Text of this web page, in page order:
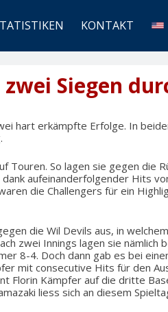
KONTAKT
Siegen
hart erkämpfte Erfolge. In
Touren. So lagen sie gegen die
aufeinanderfolgender Hits
die Challengers für ein
die Wil Devils aus, in
zwei Innings lagen sie nämlich
8-4. Doch dann gab es bei
mit consecutive Hits für den
Florin Kämpfer auf die dritte
liess sich an diesem